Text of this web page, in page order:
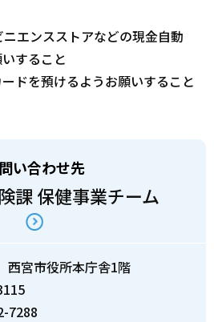
ニエンスストアなどの現金自動
すること
ドを預けるようお願いすること
い合わせ先
課 保健事業チーム
宮市役所本庁舎1階
7288